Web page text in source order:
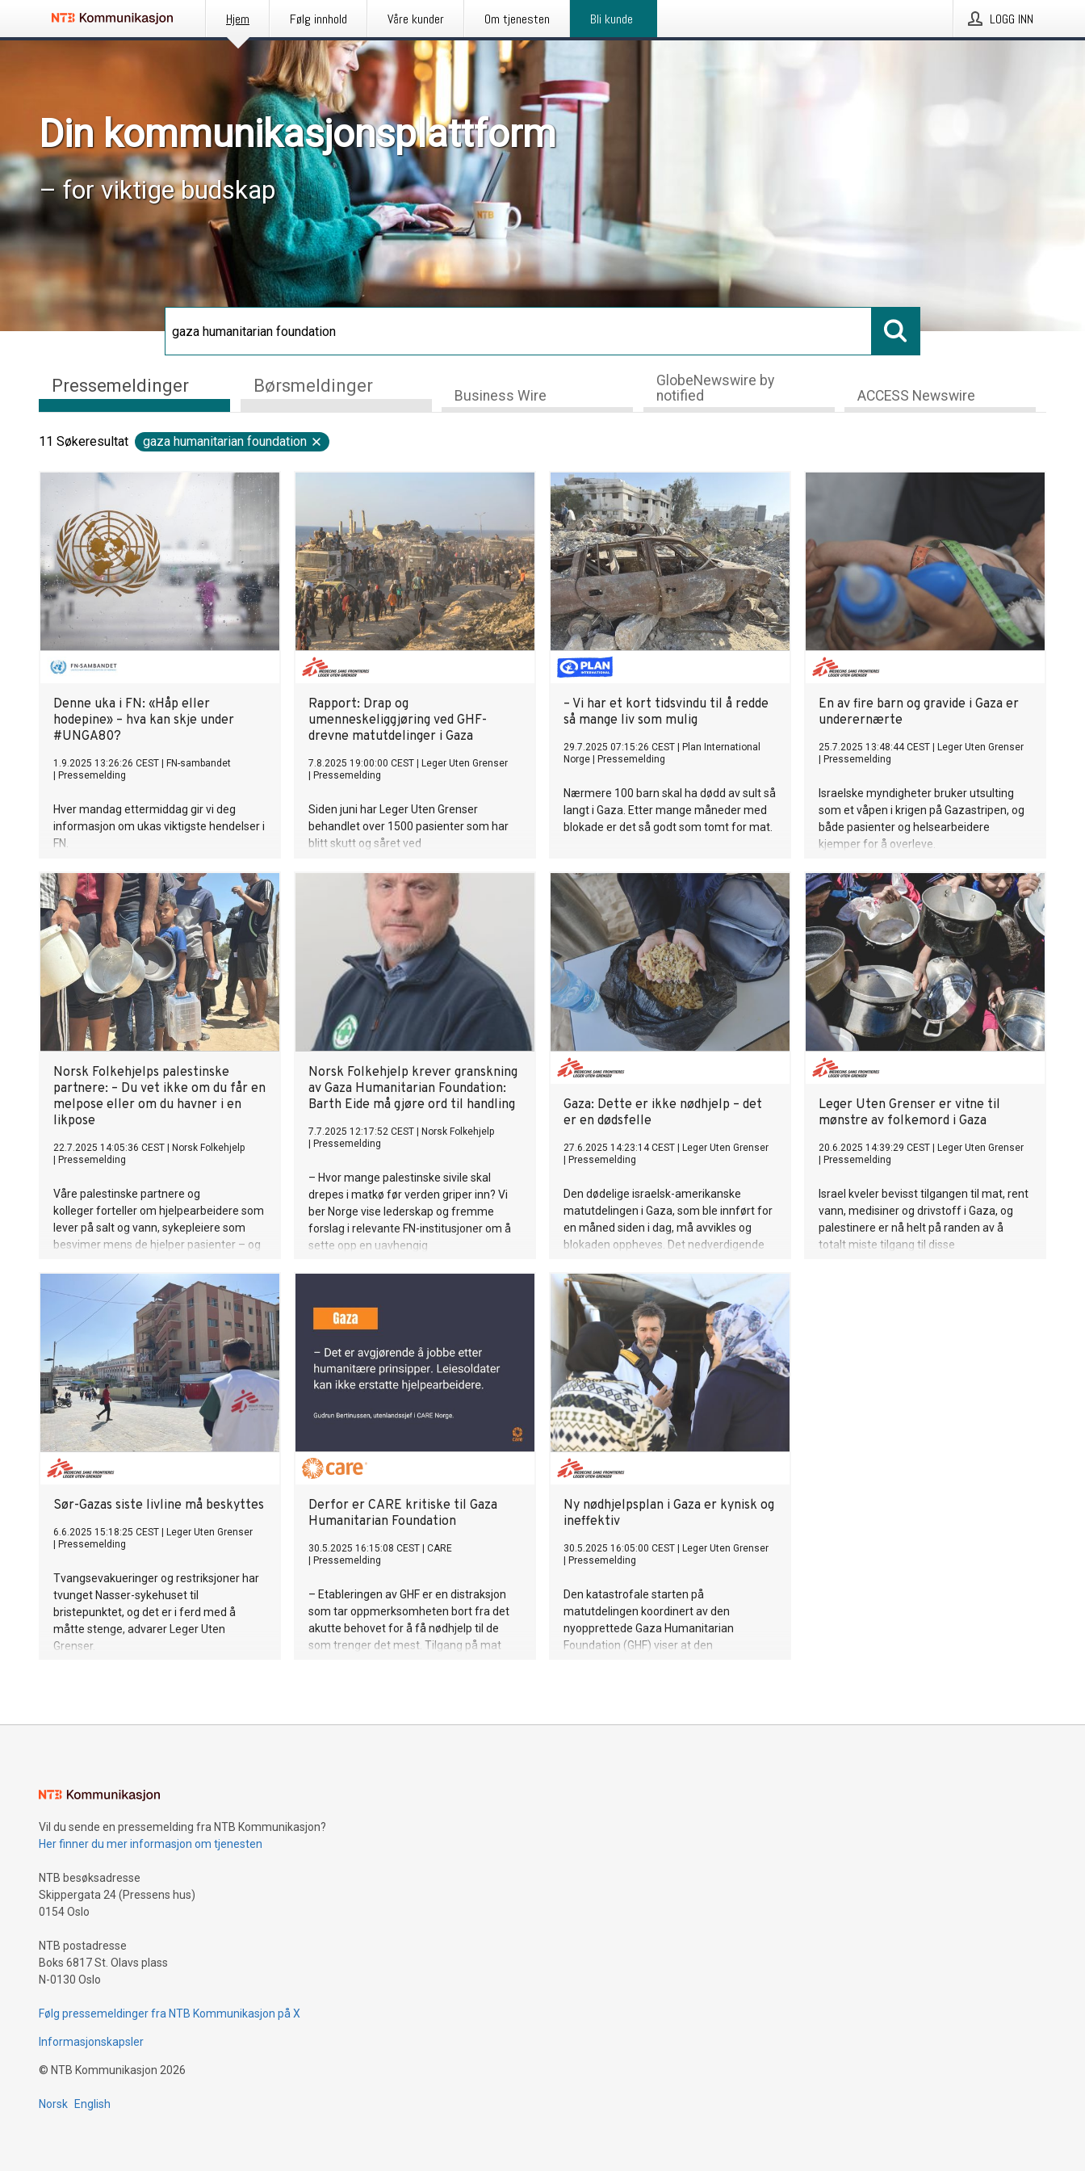
Hjem Følg innhold Våre kunder Om tjenesten Bli kunde LOGG INN
Din kommunikasjonsplattform
– for viktige budskap
Pressemeldinger Børsmeldinger Business Wire
GlobeNewswire by
notified
ACCESS Newswire
11 Søkeresultat gaza humanitarian foundation
Denne uka i FN: «Håp eller
hodepine» – hva kan skje under
#UNGA80?
1.9.2025 13:26:26 CEST
FN-sambandet
Pressemelding
Hver mandag ettermiddag gir vi deg
informasjon om ukas viktigste hendelser i
FN.
Rapport: Drap og
umenneskeliggjøring ved GHF-
drevne matutdelinger i Gaza
7.8.2025 19:00:00 CEST
Leger Uten Grenser
Pressemelding
Siden juni har Leger Uten Grenser
behandlet over 1500 pasienter som har
blitt skutt og såret ved
såkalte Gaza Humanitarian Foundation
(GHF), viser en fersk rapport.
– Vi har et kort tidsvindu til å redde
så mange liv som mulig
29.7.2025 07:15:26 CEST
Plan International
Norge
Pressemelding
Nærmere 100 barn skal ha dødd av sult så
langt i Gaza. Etter mange måneder med
blokade er det så godt som tomt for mat.
En av fire barn og gravide i Gaza er
underernærte
25.7.2025 13:48:44 CEST
Leger Uten Grenser
Pressemelding
Israelske myndigheter bruker utsulting
som et våpen i krigen på Gazastripen, og
både pasienter og helsearbeidere
kjemper for å overleve.
Norsk Folkehjelps palestinske
partnere: – Du vet ikke om du får en
melpose eller om du havner i en
likpose
22.7.2025 14:05:36 CEST
Norsk Folkehjelp
Pressemelding
Våre palestinske partnere og
kolleger forteller om hjelpearbeidere som
lever på salt og vann, sykepleiere som
besvimer mens de hjelper pasienter – og
Norsk Folkehjelp krever granskning
av Gaza Humanitarian Foundation:
Barth Eide må gjøre ord til handling
7.7.2025 12:17:52 CEST
Norsk Folkehjelp
Pressemelding
– Hvor mange palestinske sivile skal
drepes i matkø før verden griper inn? Vi
ber Norge vise lederskap og fremme
forslag i relevante FN-institusjoner om å
sette opp en uavhengig
Gaza: Dette er ikke nødhjelp – det
er en dødsfelle
27.6.2025 14:23:14 CEST
Leger Uten Grenser
Pressemelding
Den dødelige israelsk-amerikanske
matutdelingen i Gaza, som ble innført for
en måned siden i dag, må avvikles og
blokaden oppheves. Det nedverdigende
mellom å sulte i hjel eller risikere livet for
minimale forsyninger.
Leger Uten Grenser er vitne til
mønstre av folkemord i Gaza
20.6.2025 14:39:29 CEST
Leger Uten Grenser
Pressemelding
Israel kveler bevisst tilgangen til mat, rent
vann, medisiner og drivstoff i Gaza, og
palestinere er nå helt på randen av å
totalt miste tilgang til disse
Sør-Gazas siste livline må beskyttes
6.6.2025 15:18:25 CEST
Leger Uten Grenser
Pressemelding
Tvangsevakueringer og restriksjoner har
tvunget Nasser-sykehuset til
bristepunktet, og det er i ferd med å
måtte stenge, advarer Leger Uten
Grenser.
Derfor er CARE kritiske til Gaza
Humanitarian Foundation
30.5.2025 16:15:08 CEST
CARE
Pressemelding
– Etableringen av GHF er en distraksjon
som tar oppmerksomheten bort fra det
akutte behovet for å få nødhjelp til de
som trenger det mest. Tilgang på mat
Ny nødhjelpsplan i Gaza er kynisk og
ineffektiv
30.5.2025 16:05:00 CEST
Leger Uten Grenser
Pressemelding
Den katastrofale starten på
matutdelingen koordinert av den
nyopprettede Gaza Humanitarian
Foundation (GHF) viser at den
Vil du sende en pressemelding fra NTB Kommunikasjon?
Her finner du mer informasjon om tjenesten
NTB besøksadresse
Skippergata 24 (Pressens hus)
0154 Oslo
NTB postadresse
Boks 6817 St. Olavs plass
N-0130 Oslo
Følg pressemeldinger fra NTB Kommunikasjon på X
Informasjonskapsler
© NTB Kommunikasjon 2026
Norsk English